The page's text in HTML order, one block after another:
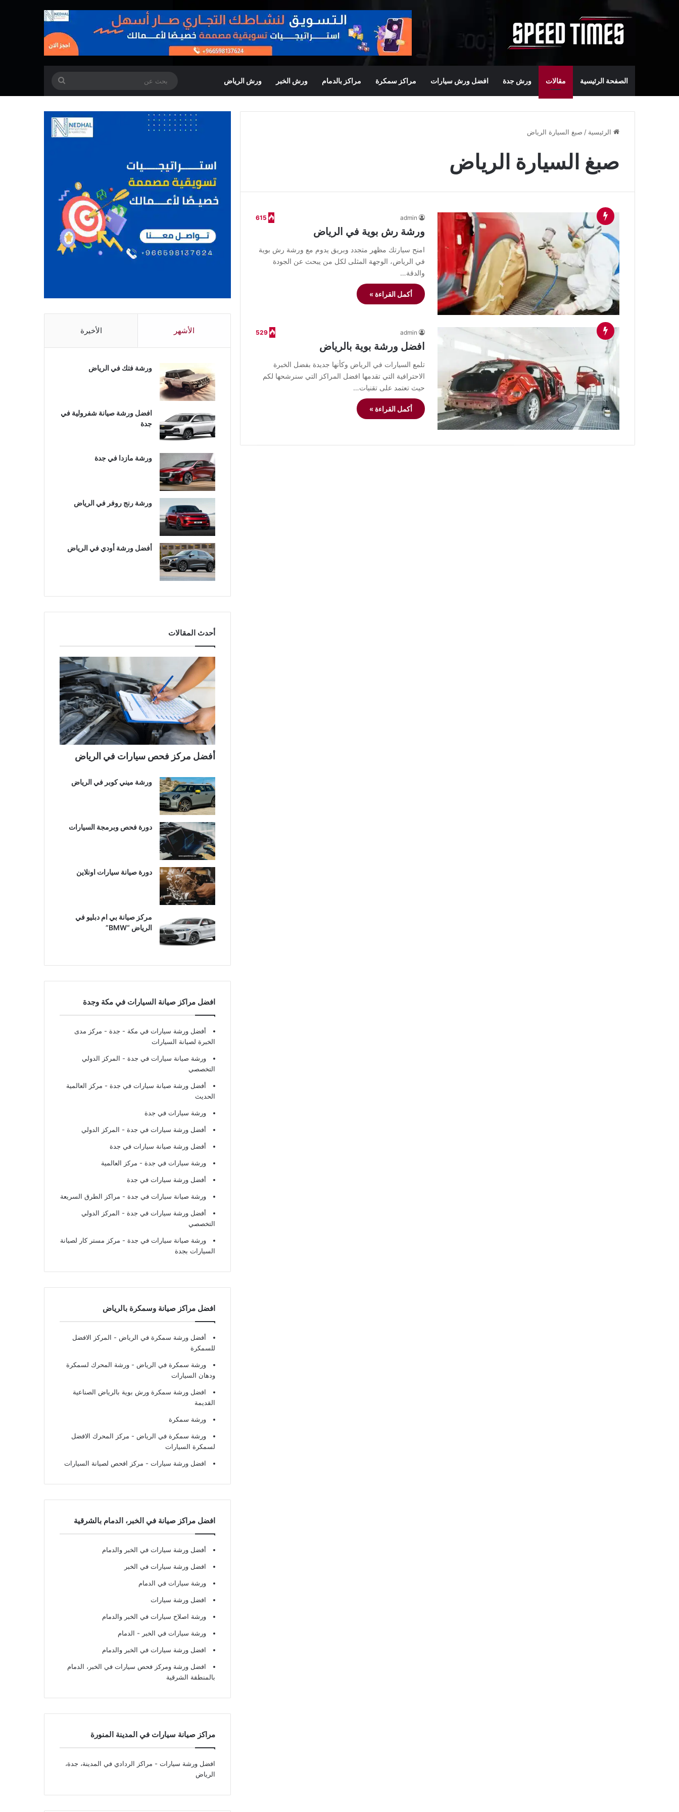
الصفحة الرئيسية مقالات ورش جدة افضل ورش سيارات مراكز سمكرة مراكز بالدمام ورش الخبر ورش الرياض
عن
الرئيسية / صبغ السيارة الرياض
صبغ السيارة الرياض
admin
615
ورشة رش بوية في الرياض
امنح سيارتك مظهر متجدد وبريق يدوم مع ورشة رش بوية
في الرياض، الوجهة المثلى لكل من يبحث عن الجودة
والدقة…
أكمل القراءة »
admin
529
افضل ورشة بوية بالرياض
تلمع السيارات في الرياض وكأنها جديدة بفضل الخبرة
الاحترافية التي تقدمها افضل المراكز التي سنرشحها لكم
حيث تعتمد على تقنيات…
أكمل القراءة »
الأشهر الأخيرة
ورشة فتك في الرياض
افضل ورشة صيانة شفرولية في
جدة
ورشة مازدا في جدة
ورشة رنج روفر في الرياض
أفضل ورشة أودي في الرياض
أحدث المقالات
أفضل مركز فحص سيارات في الرياض
ورشة ميني كوبر في الرياض
دورة فحص وبرمجة السيارات
دورة صيانة سيارات اونلاين
مركز صيانة بي ام دبليو في
الرياض “BMW”
افضل مراكز صيانة السيارات في مكة وجدة
أفضل ورشة سيارات في مكة - جدة - مركز مدى
الخبرة لصيانة السيارات
ورشة صيانة سيارات في جدة - المركز الدولي
التخصصي
أفضل ورشة صيانة سيارات في جدة - مركز العالمية
الحديث
ورشة سيارات في جدة
أفضل ورشة سيارات في جدة - المركز الدولي
أفضل ورشة صيانة سيارات في جدة
ورشة سيارات في جدة - مركز العالمية
أفضل ورشة سيارات في جدة
ورشة صيانة سيارات في جدة - مراكز الطرق السريعة
أفضل ورشة سيارات في جدة - المركز الدولي
التخصصي
ورشة صيانة سيارات في جدة - مركز مستر كار لصيانة
السيارات بجدة
افضل مراكز صيانة وسمكرة بالرياض
أفضل ورشة سمكرة في الرياض - المركز الافضل
للسمكرة
ورشة سمكرة في الرياض - ورشة المحرك لسمكرة
ودهان السيارات
افضل ورشة سمكرة ورش بوية بالرياض الصناعية
القديمة
ورشة سمكرة
ورشة سمكرة في الرياض - مركز المحرك الافضل
لسمكرة السيارات
افضل ورشة سيارات - مركز افحص لصيانة السيارات
افضل مراكز صيانة في الخبر، الدمام بالشرقية
أفضل ورشة سيارات في الخبر والدمام
افضل ورشة سيارات في الخبر
ورشة سيارات في الدمام
افضل ورشة سيارات
ورشة اصلاح سيارات في الخبر والدمام
ورشة سيارات في الخبر - الدمام
افضل ورشة سيارات في الخبر والدمام
افضل ورشة ومركز فحص سيارات في الخبر، الدمام
بالمنطقة الشرقية
مراكز صيانة سيارات في المدينة المنورة
افضل ورشة سيارات - مراكز الردادي في المدينة، جدة،
الرياض